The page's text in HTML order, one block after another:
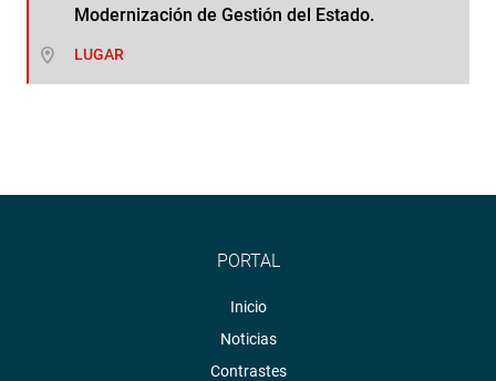
Modernización de Gestión del Estado.
LUGAR
PORTAL
Inicio
Noticias
Contrastes